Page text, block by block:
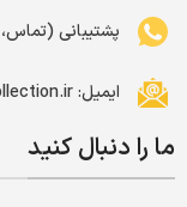
پشتیبانی (تماس،
ایمیل: info[at]aftabcollection.ir
ما را دنبال کنید